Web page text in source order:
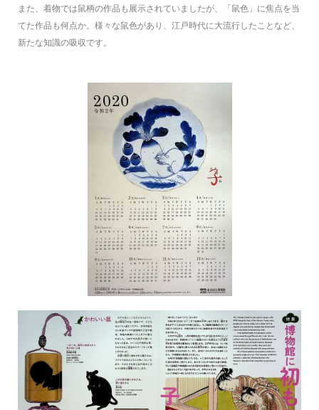
また、着物では鼠柄の作品も展示されていましたが、「鼠色」に焦点を当
てた作品も何点か。様々な鼠色があり、江戸時代に大流行したことなど、
新たな知識の吸収です。